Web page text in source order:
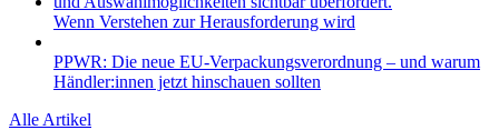
Wenn Verstehen zur Herausforderung wird
PPWR: Die neue EU-Verpackungsverordnung – und warum
Händler:innen jetzt hinschauen sollten
Alle Artikel